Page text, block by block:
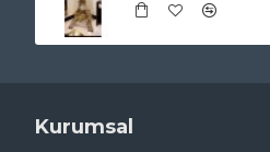
Kurumsal